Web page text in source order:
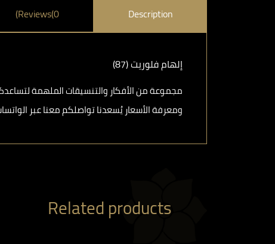
Description
Reviews(0)
إلهام فلوريت (87)
مجموعة من الأفكار والتنسيقات الملهمة
ومعرفة الأسعار يُسعدنا تواصلكم معنا عبر الواتساب :
Related products